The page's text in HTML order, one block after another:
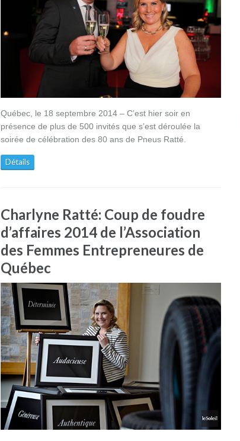
Québec, le 18 septembre 2014 – C’est hier soir en
présence de plus de 500 invités que s’est déroulée la
soirée de célébration des 80 ans de Pneus Ratté.
Détails
Charlyne Ratté: Coup de foudre
d’affaires 2014 de l’Association
des Femmes Entrepreneures de
Québec